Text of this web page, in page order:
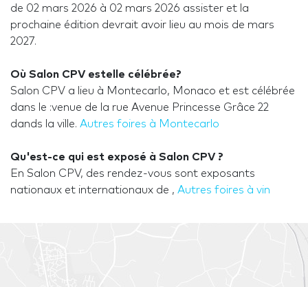
de 02 mars 2026 à 02 mars 2026 assister et la
prochaine édition devrait avoir lieu au mois de mars
2027.
Où Salon CPV estelle célébrée?
Salon CPV a lieu à Montecarlo, Monaco et est célébrée
dans le :venue de la rue Avenue Princesse Grâce 22
dands la ville. Autres foires à Montecarlo
Qu'est-ce qui est exposé à Salon CPV ?
En Salon CPV, des rendez-vous sont exposants
nationaux et internationaux de , Autres foires à vin